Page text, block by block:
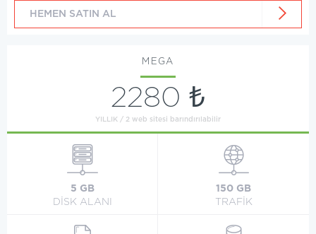
HEMEN SATIN AL
MEGA
2280 ₺
YILLIK / 2 web sitesi barındırılabilir
5 GB
DİSK ALANI
150 GB
TRAFİK